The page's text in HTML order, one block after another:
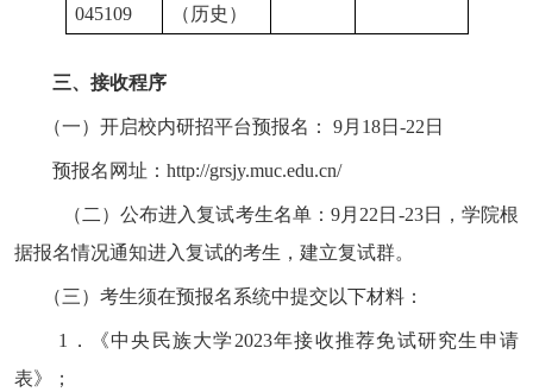
045109
（历史）
三、接收程序
（一）开启校内研招平台预报名： 9月 18日 -22日
预报名网址： http://grsjy.muc.edu.cn/
（二）公布进入复试考生名单：9月22日 -23日，学院根
据报名情况通知进入复试的考生，建立复试群。
（三）考生须在预报名系统中提交以下材料：
1 ．《中央民族大学2023年接收推荐免试研究生申请
表》；